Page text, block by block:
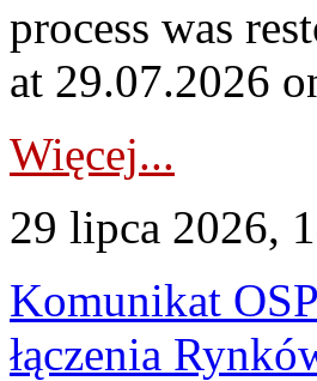
process was
at 29.07.2026
Więcej...
29 lipca 2026,
Komunikat
łączenia